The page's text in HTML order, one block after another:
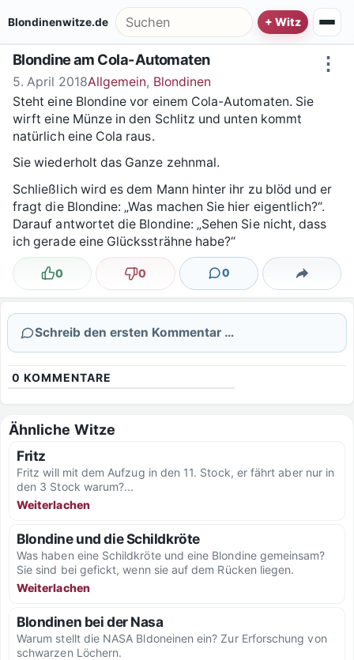
Blondinenwitze.de Suche nach:
⋮
Blondine am Cola-Automaten
5. April 2018Allgemein, Blondinen
Steht eine Blondine vor einem Cola-Automaten. Sie
wirft eine Münze in den Schlitz und unten kommt
natürlich eine Cola raus.
Sie wiederholt das Ganze zehnmal.
Schließlich wird es dem Mann hinter ihr zu blöd und er
fragt die Blondine: „Was machen Sie hier eigentlich?“.
Darauf antwortet die Blondine: „Sehen Sie nicht, dass
ich gerade eine Glückssträhne habe?“
Lustig
0 Nicht lustig
0 0
Kommentare Teilen
Schreib den ersten Kommentar …
0 KOMMENTARE
Ähnliche Witze
Fritz
Fritz will mit dem Aufzug in den 11. Stock, er fährt aber nur in
den 3 Stock warum?...
Weiterlachen
Blondine und die Schildkröte
Was haben eine Schildkröte und eine Blondine gemeinsam?
Sie sind bei gefickt, wenn sie auf dem Rücken liegen.
Weiterlachen
Blondinen bei der Nasa
Warum stellt die NASA Bldoneinen ein? Zur Erforschung von
schwarzen Löchern.